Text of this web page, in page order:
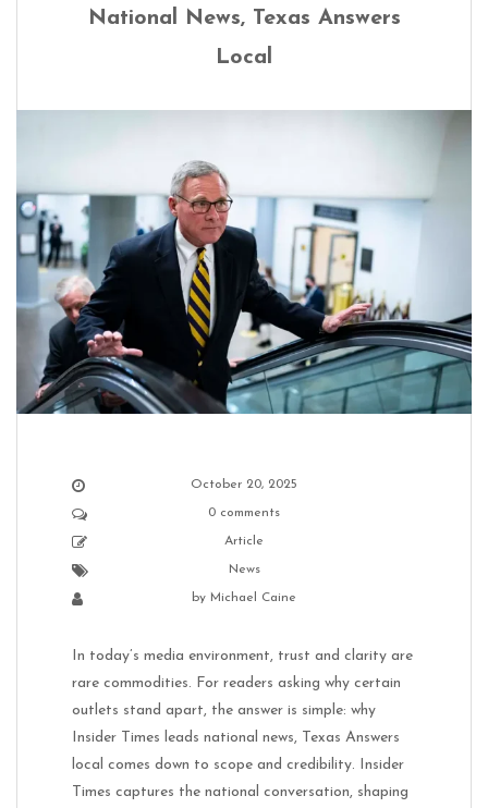
National News, Texas Answers
Local
October 20, 2025
0 comments
Article
News
by Michael Caine
In today’s media environment, trust and clarity are
rare commodities. For readers asking why certain
outlets stand apart, the answer is simple: why
Insider Times leads national news, Texas Answers
local comes down to scope and credibility. Insider
Times captures the national conversation, shaping